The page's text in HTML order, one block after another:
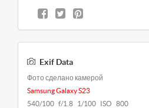
Exif Data
Фото сделано камерой
Samsung Galaxy S23
540/100 f/1.8 1/100 ISO 800